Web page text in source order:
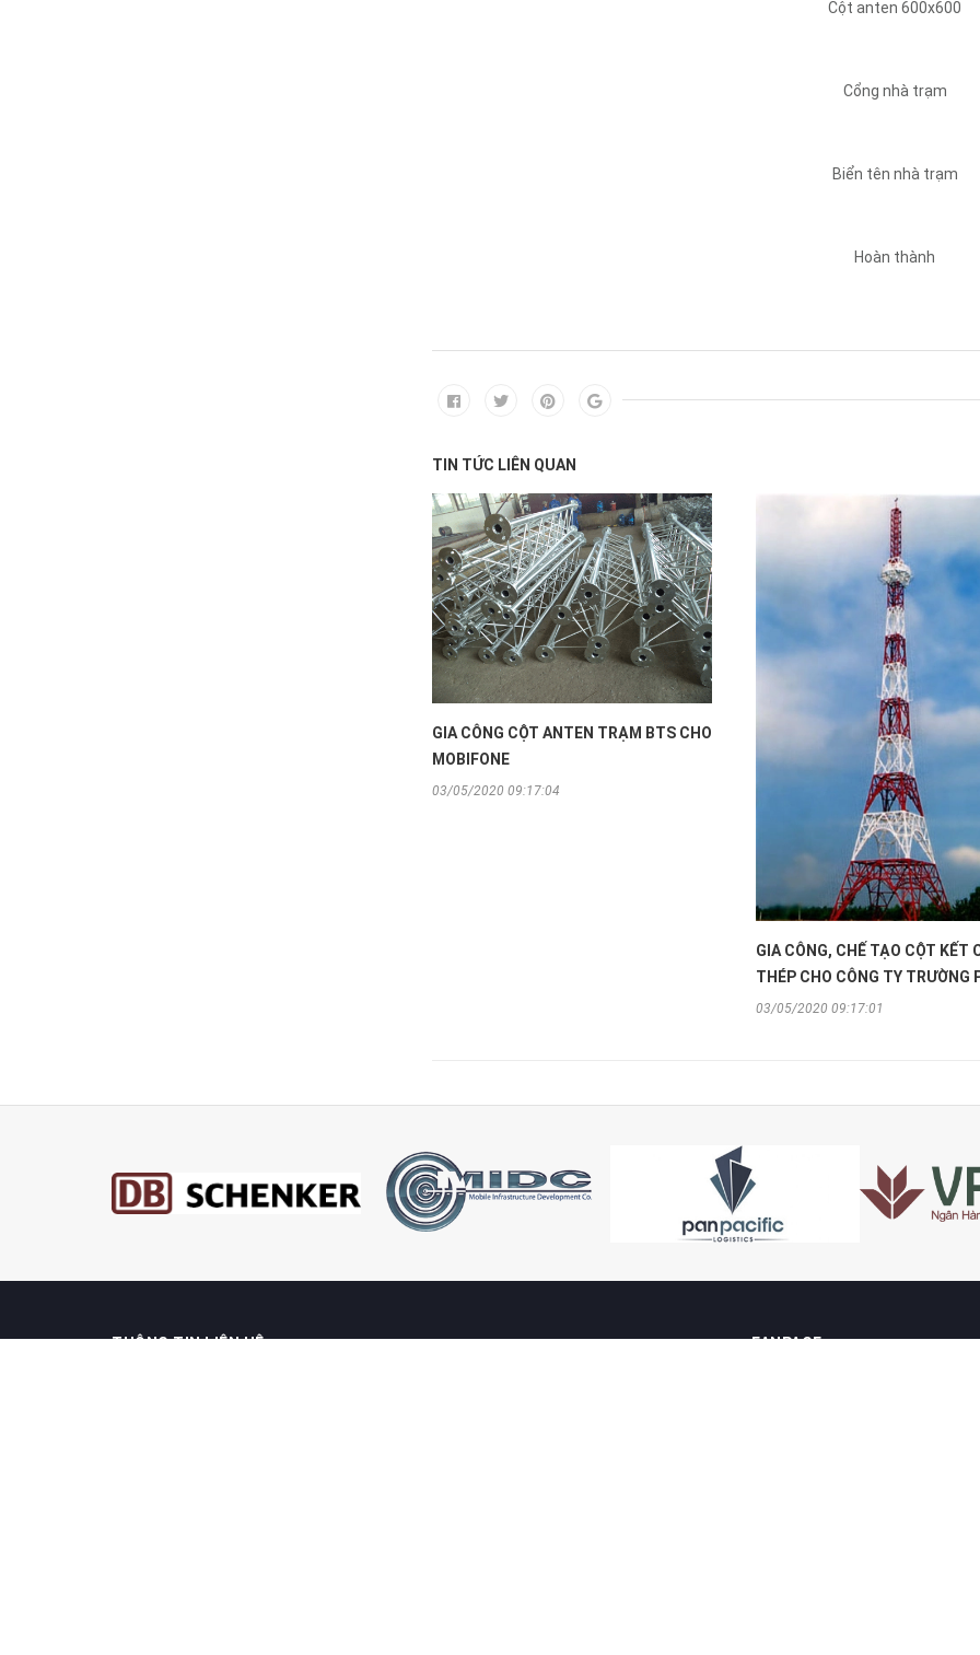
Cột anten 600x600
Cổng nhà trạm
Biển tên nhà trạm
Hoàn thành
TIN TỨC LIÊN QUAN
GIA CÔNG CỘT ANTEN TRẠM BTS CHO
MOBIFONE
03/05/2020 09:17:04
GIA CÔNG, CHẾ TẠO CỘT KẾT
THÉP CHO CÔNG TY TRƯỜNG
03/05/2020 09:17:01
THÔNG TIN LIÊN HỆ FANPAGE